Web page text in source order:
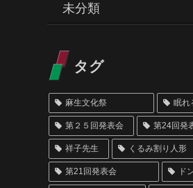
未分類
タグ
麻生文化祭 眠れ
第２５回発表会 第24回発
祥子先生 くるみ割り人形
第21回発表会 ド